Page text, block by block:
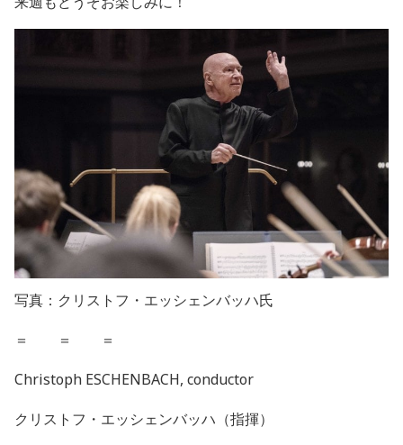
写真：クリストフ・エッシェンバッハ氏
＝ ＝ ＝
Christoph ESCHENBACH, conductor
クリストフ・エッシェンバッハ（指揮）